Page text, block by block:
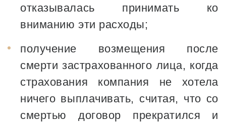
отказывалась принимать ко
вниманию эти расходы;
получение возмещения после
смерти застрахованного лица, когда
страхования компания не хотела
ничего выплачивать, считая, что со
смертью договор прекратился и